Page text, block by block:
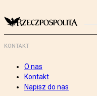
KONTAKT
O nas
Kontakt
Napisz do nas